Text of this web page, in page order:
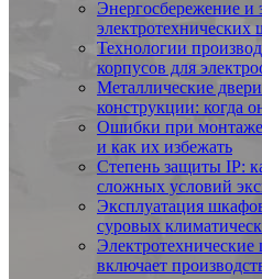
Энергосбережение и
электротехнических
Технологии
корпусов для
Металлические
конструкции: когда
Ошибки при монтаже
и как их избежать
Степень защиты IP:
сложных условий
Эксплуатация
суровых
включает